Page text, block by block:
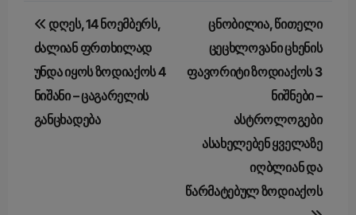
Post
navigation
დღეს, 14 ნოემბერს,
ძალიან ფრთხილად
უნდა იყოს ზოდიაქოს 4
ნიშანი – ცაგარელის
განცხადება
ცნობილია, წითელი
ცეცხლოვანი ცხენის
ფავორიტი ზოდიაქოს 3
ნიშნები –
ასტროლოგები
ასახელებენ ყველაზე
იღბლიან და
წარმატებულ ზოდიაქოს